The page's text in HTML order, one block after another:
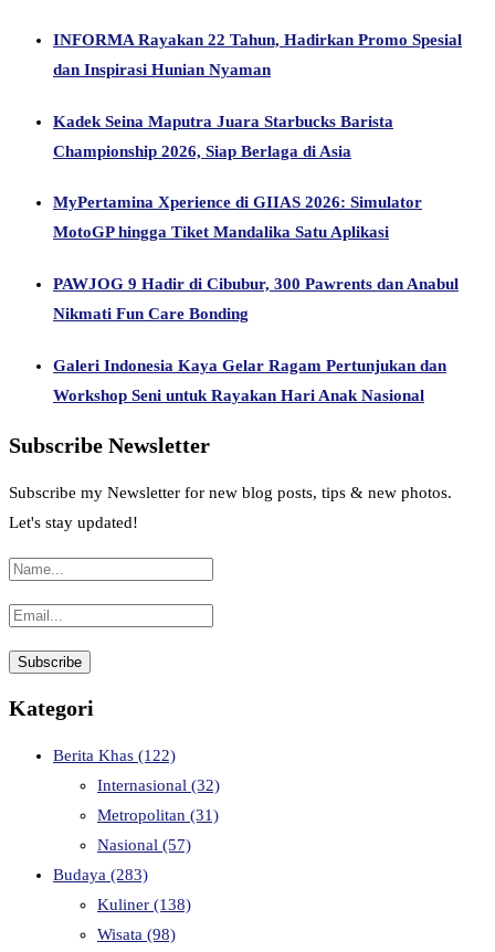
INFORMA Rayakan 22 Tahun, Hadirkan Promo Spesial
dan Inspirasi Hunian Nyaman
Kadek Seina Maputra Juara Starbucks Barista
Championship 2026, Siap Berlaga di Asia
MyPertamina Xperience di GIIAS 2026: Simulator
MotoGP hingga Tiket Mandalika Satu Aplikasi
PAWJOG 9 Hadir di Cibubur, 300 Pawrents dan Anabul
Nikmati Fun Care Bonding
Galeri Indonesia Kaya Gelar Ragam Pertunjukan dan
Workshop Seni untuk Rayakan Hari Anak Nasional
Subscribe Newsletter
Subscribe my Newsletter for new blog posts, tips & new photos.
Let's stay updated!
Kategori
Berita Khas (122)
Internasional (32)
Metropolitan (31)
Nasional (57)
Budaya (283)
Kuliner (138)
Wisata (98)